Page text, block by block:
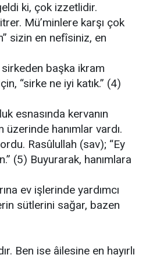
ki, çok izzetlidir.
Mü’minlere karşı çok
sizin en nefîsiniz, en
başka ikram
“sirke ne iyi katık.” (4)
esnasında kervanın
üzerinde hanımlar vardı.
Rasûlullah (sav); “Ey
(5) Buyurarak, hanımlara
ev işlerinde yardımcı
sütlerini sağar, bazen
Ben ise âilesine en hayırlı